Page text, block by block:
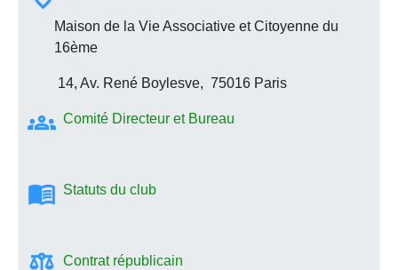
Maison de la Vie Associative et Citoyenne du
16ème
14, Av. René Boylesve, 75016 Paris
Comité Directeur et Bureau
Statuts du club
Contrat républicain